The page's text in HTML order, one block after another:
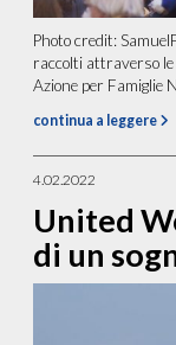
Photo credit:
raccolti attraverso
Azione per Famiglie
continua a leggere
4.02.2022
United
di un